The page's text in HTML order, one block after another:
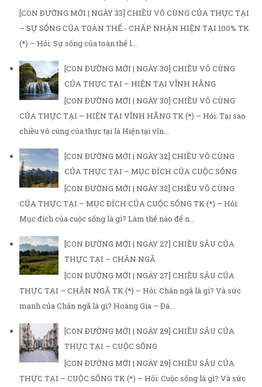
[CON ĐƯỜNG MỚI | NGÀY 33] CHIỀU VÔ CÙNG CỦA THỰC TẠI
– SỰ SỐNG CỦA TOÀN THỂ - CHẤP NHẬN HIỆN TẠI 100% TK
(*) – Hỏi: Sự sống của toàn thể l...
[CON ĐƯỜNG MỚI | NGÀY 30] CHIỀU VÔ CÙNG
CỦA THỰC TẠI – HIỆN TẠI VĨNH HẰNG
[CON ĐƯỜNG MỚI | NGÀY 30] CHIỀU VÔ CÙNG
CỦA THỰC TẠI – HIỆN TẠI VĨNH HẰNG TK (*) – Hỏi: Tại sao
chiều vô cùng của thực tại là Hiện tại vĩn...
[CON ĐƯỜNG MỚI | NGÀY 32] CHIỀU VÔ CÙNG
CỦA THỰC TẠI – MỤC ĐÍCH CỦA CUỘC SỐNG
[CON ĐƯỜNG MỚI | NGÀY 32] CHIỀU VÔ CÙNG
CỦA THỰC TẠI – MỤC ĐÍCH CỦA CUỘC SỐNG TK (*) – Hỏi:
Mục đích của cuộc sống là gì? Làm thế nào để n...
[CON ĐƯỜNG MỚI | NGÀY 27] CHIỀU SÂU CỦA
THỰC TẠI – CHÂN NGÃ
[CON ĐƯỜNG MỚI | NGÀY 27] CHIỀU SÂU CỦA
THỰC TẠI – CHÂN NGÃ TK (*) – Hỏi: Chân ngã là gì? Và sức
mạnh của Chân ngã là gì? Hoàng Gia – Đá...
[CON ĐƯỜNG MỚI | NGÀY 29] CHIỀU SÂU CỦA
THỰC TẠI – CUỘC SỐNG
[CON ĐƯỜNG MỚI | NGÀY 29] CHIỀU SÂU CỦA
THỰC TẠI – CUỘC SỐNG TK (*) – Hỏi: Cuộc sống là gì? Và sức